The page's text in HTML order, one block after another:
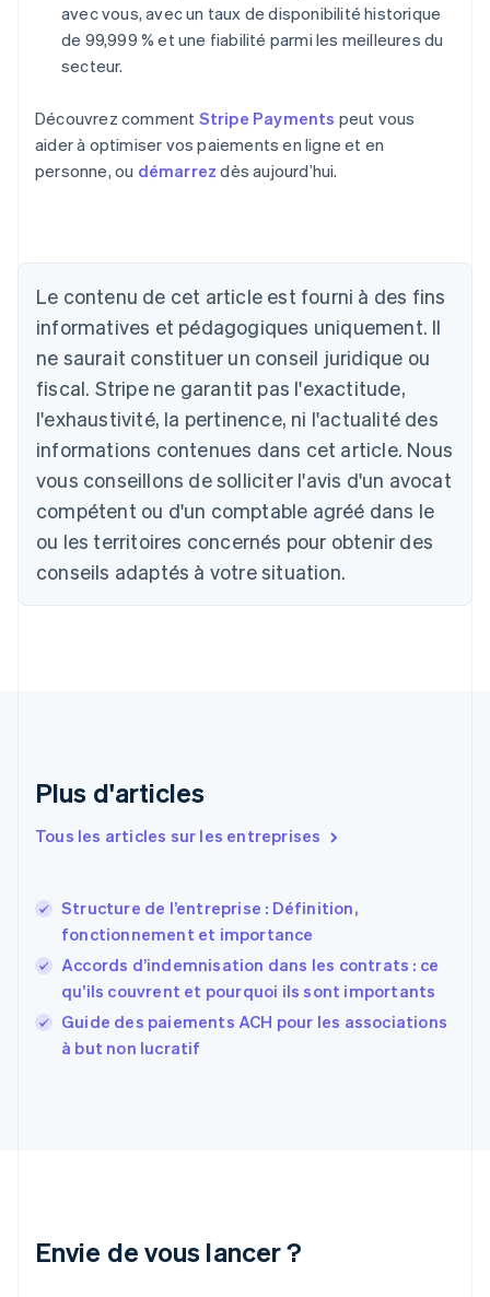
avec vous, avec un taux de disponibilité historique
de 99,999 % et une fiabilité parmi les meilleures du
secteur.
Découvrez comment Stripe Payments peut vous
aider à optimiser vos paiements en ligne et en
personne, ou démarrez dès aujourd’hui.
Le contenu de cet article est fourni à des fins
informatives et pédagogiques uniquement. Il
ne saurait constituer un conseil juridique ou
fiscal. Stripe ne garantit pas l'exactitude,
l'exhaustivité, la pertinence, ni l'actualité des
informations contenues dans cet article. Nous
vous conseillons de solliciter l'avis d'un avocat
compétent ou d'un comptable agréé dans le
ou les territoires concernés pour obtenir des
conseils adaptés à votre situation.
Plus d'articles
Tous les articles sur les entreprises
Structure de l’entreprise : Définition,
fonctionnement et importance
Accords d’indemnisation dans les contrats : ce
qu’ils couvrent et pourquoi ils sont importants
Guide des paiements ACH pour les associations
à but non lucratif
Envie de vous lancer ?
DeutschEnglish
Australie
English
Autriche
DeutschEnglish
NederlandsFrançaisDeutschEnglish
Brésil
Português
Bulgarie
English
Canada
Chine continentale
简体中文English
Español English
English
Finlande
EnglishSvenska
FrançaisEnglish
Gibraltar
English
Grèce
Japon